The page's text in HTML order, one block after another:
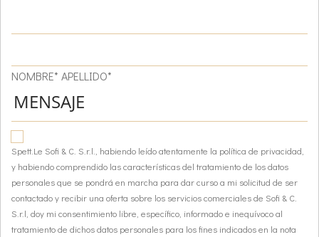
NOMBRE* APELLIDO*
Spett.Le Sofi & C. S.r.l., habiendo leído atentamente la política de privacidad,
y habiendo comprendido las características del tratamiento de los datos
personales que se pondrá en marcha para dar curso a mi solicitud de ser
contactado y recibir una oferta sobre los servicios comerciales de Sofi & C.
S.r.l, doy mi consentimiento libre, específico, informado e inequívoco al
tratamiento de dichos datos personales para los fines indicados en la nota